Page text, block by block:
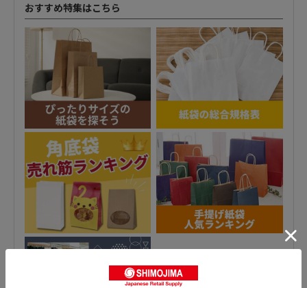
おすすめ特集はこちら